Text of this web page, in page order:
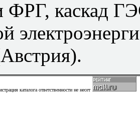
ФРГ, каскад
каталога ответственности не несет